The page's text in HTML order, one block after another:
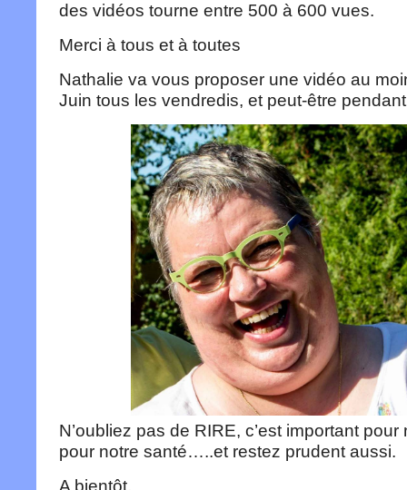
des vidéos tourne entre 500 à 600 vues.
Merci à tous et à toutes
Nathalie va vous proposer une vidéo au
Juin tous les vendredis, et peut-être
N’oubliez pas de RIRE, c’est important pour
pour notre santé…..et restez prudent aussi.
A bientôt.